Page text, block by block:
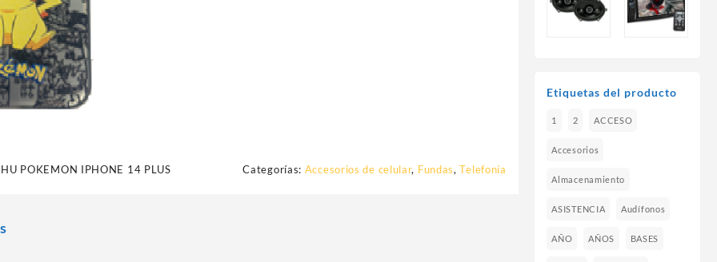
POKEMON IPHONE 14 PLUS Categorías: Accesorios de celular, Fundas,Telefonía
Etiquetas del producto
1 2 ACCESO
Accesorios
Almacenamiento
ASISTENCIA Audífonos
AÑO AÑOS BASES